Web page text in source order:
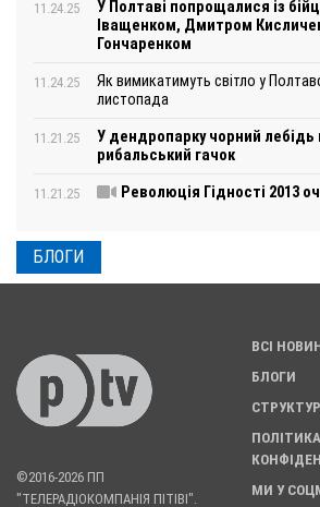
11.24.25
У Полтаві попрощалися із
Іващенком, Дмитром
Гончаренком
11.24.25
Як вимикатимуть світло у
листопада
11.21.25
У дендропарку чорний лебідь
рибальський гачок
11.21.25 Революція Гідності 2013
БЛОГИ
©2016-2026 ПП
"ТЕЛЕРАДІОКОМПАНІЯ ПІТІВІ".
ВСІ
БЛОГИ
ПОЛІТИКА
МИ У